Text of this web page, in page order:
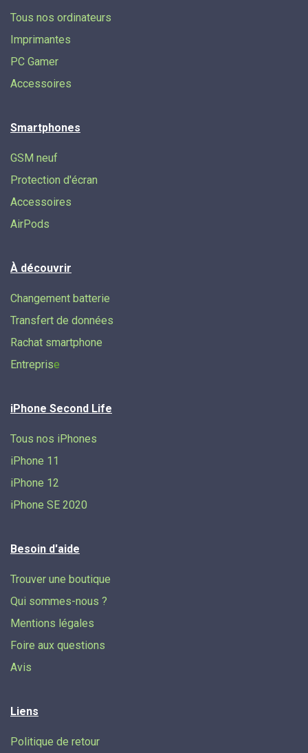
Tous nos ordinateurs
Imprimantes
PC Gamer
Accessoires
Smartphones
GSM neuf
Protection d'écran
Accessoires
AirPods
À découvrir
Changement batterie
Transfert de données​
Rachat smartphone
Entreprise
iPhone Second Life
Tous nos iPhones
iPhone 11
iPhone 12
iPhone SE 2020
Besoin d'aide
Trouver une boutique
Qui sommes-nous ?
Mentions légales
Foire aux questions
Avis
Liens
Politique de retour